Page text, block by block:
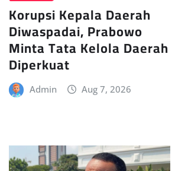
Korupsi Kepala Daerah
Diwaspadai, Prabowo
Minta Tata Kelola Daerah
Diperkuat
Admin Aug 7, 2026